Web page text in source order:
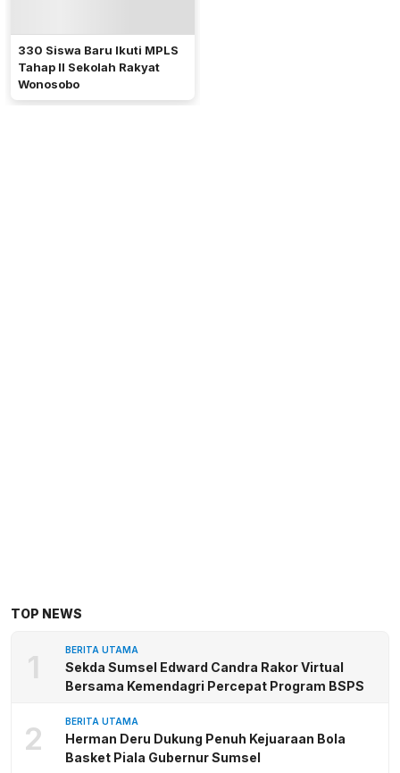
330 Siswa Baru Ikuti MPLS
Tahap II Sekolah Rakyat
Wonosobo
TOP NEWS
1 BERITA UTAMA
Sekda Sumsel Edward Candra Rakor Virtual
Bersama Kemendagri Percepat Program BSPS
2 BERITA UTAMA
Herman Deru Dukung Penuh Kejuaraan Bola
Basket Piala Gubernur Sumsel